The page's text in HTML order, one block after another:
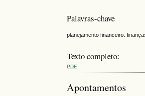
Palavras-chave
planejamento financeiro.
Texto completo:
PDF
Apontamentos